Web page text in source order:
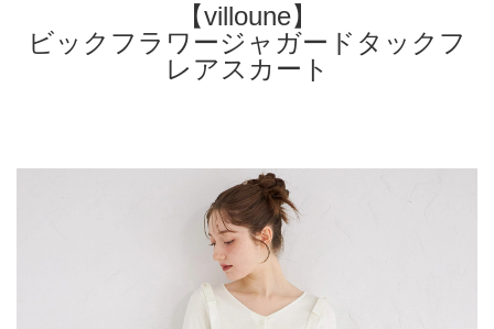
実際のカラーに近い状態で撮影されておりますので、そちらを参考にしてください
【villoune】
ビックフラワージャガードタックフ
レアスカート